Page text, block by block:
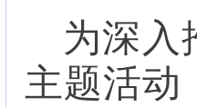
为深入
主题活动